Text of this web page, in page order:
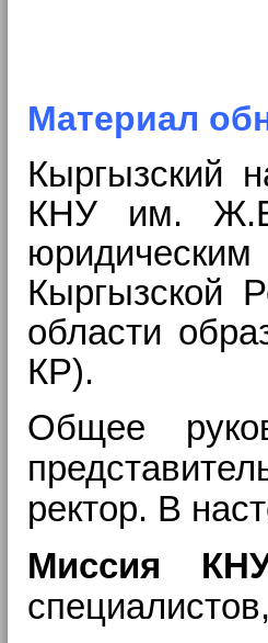
Материал
Кыргызский
КНУ им.
Кыргызской
области
КР).
Общее
ректор. В
Миссия